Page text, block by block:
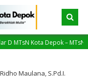
D MTsN Kota Depok –
Ridho Maulana, S.Pd.I.